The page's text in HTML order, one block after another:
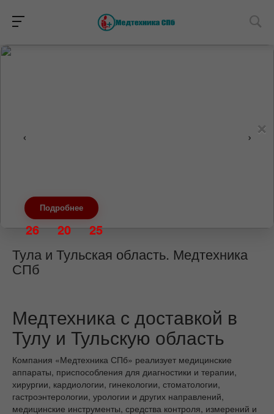
Подробнее
‹ ›
Тула и Тульская область. Медтехника
СПб
Медтехника с доставкой в
Тулу и Тульскую область
Компания «Медтехника СПб» реализует медицинские
аппараты, приспособления для диагностики и терапии,
хирургии, кардиологии, гинекологии, стоматологии,
гастроэнтерологии, урологии и других направлений,
медицинские инструменты, средства контроля, измерений и
×
26 20 25